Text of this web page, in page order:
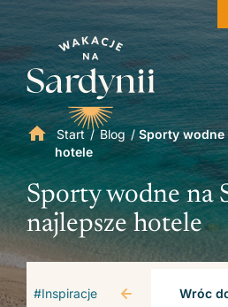
Start/ Blog/Sporty wodne
hotele
Sporty wodne na
najlepsze hotele
#Inspiracje Wróc